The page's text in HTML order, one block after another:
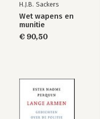
H.J.B. Sackers
Wet wapens en
munitie
€ 90,50